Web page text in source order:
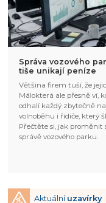
Správa vozového
tiše unikají peníze
Většina firem tuší, že
Málokterá ale přesně ví,
odhalí každý zbytečně
volnoběhu i řidiče, který
Přečtěte si, jak proměnit
správě vozového parku.
Aktuální uzavírky